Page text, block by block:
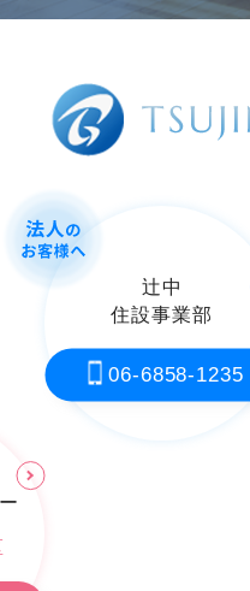
辻󠄀中
住設事業部
06-6858-1235